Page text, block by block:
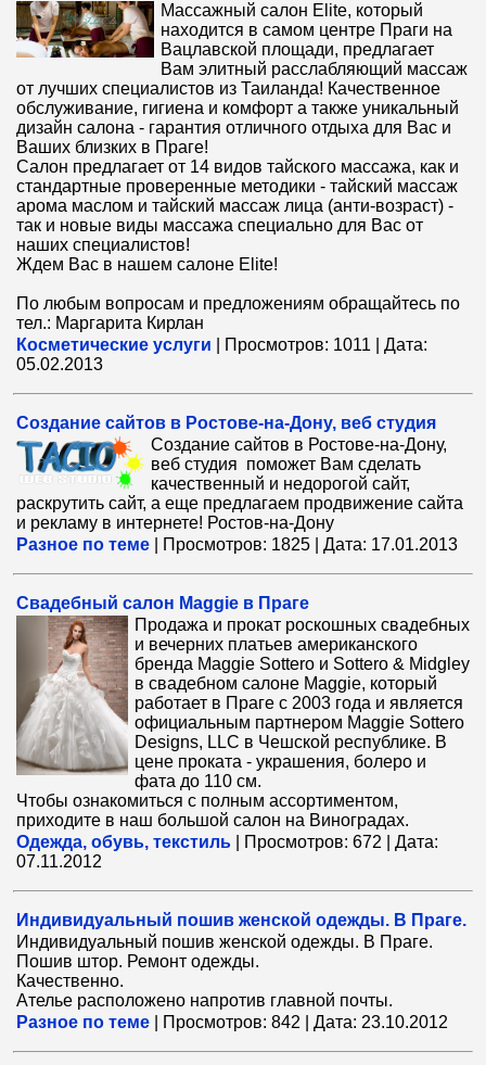
Массажный салон Elite, который
находится в самом центре Праги на
Вацлавской площади, предлагает
Вам элитный расслабляющий массаж
от лучших специалистов из Таиланда! Качественное
обслуживание, гигиена и комфорт а также уникальный
дизайн салона - гарантия отличного отдыха для Вас и
Ваших близких в Праге!
Салон предлагает от 14 видов тайского массажа, как и
стандартные проверенные методики - тайский массаж
арома маслом и тайский массаж лица (анти-возраст) -
так и новые виды массажа специально для Вас от
наших специалистов!
Ждем Вас в нашем салоне Elite!
По любым вопросам и предложениям обращайтесь по
тел.: Маргарита Кирлан
Косметические услуги
Просмотров: 1011
Дата:
05.02.2013
Создание сайтов в Ростове-на-Дону, веб студия
Создание сайтов в Ростове-на-Дону,
веб студия поможет Вам сделать
качественный и недорогой сайт,
раскрутить сайт, а еще предлагаем продвижение сайта
и рекламу в интернете! Ростов-на-Дону
Разное по теме
Просмотров: 1825 Дата: 17.01.2013
Свадебный салон Maggie в Праге
Продажа и прокат роскошных свадебных
и вечерних платьев американского
бренда Maggie Sottero и Sottero & Midgley
в свадебном салоне Maggie, который
работает в Праге с 2003 года и является
официальным партнером Maggie Sottero
Designs, LLC в Чешской республике. В
цене проката - украшения, болеро и
фата до 110 см.
Чтобы ознакомиться с полным ассортиментом,
приходите в наш большой салон на Виноградах.
Одежда, обувь, текстиль
Просмотров: 672
Дата:
07.11.2012
Индивидуальный пошив женской одежды. В Праге.
Индивидуальный пошив женской одежды. В Праге.
Пошив штор. Ремонт одежды.
Качественно.
Ателье расположено напротив главной почты.
Разное по теме
Просмотров: 842 Дата: 23.10.2012